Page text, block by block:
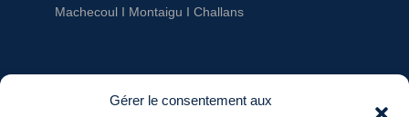
Gérer le consentement aux
Machecoul I Montaigu I Challans
AUPRÈS DU JEU